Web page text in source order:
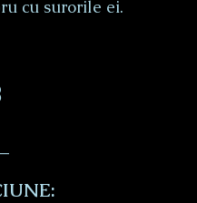
cu surorile ei.